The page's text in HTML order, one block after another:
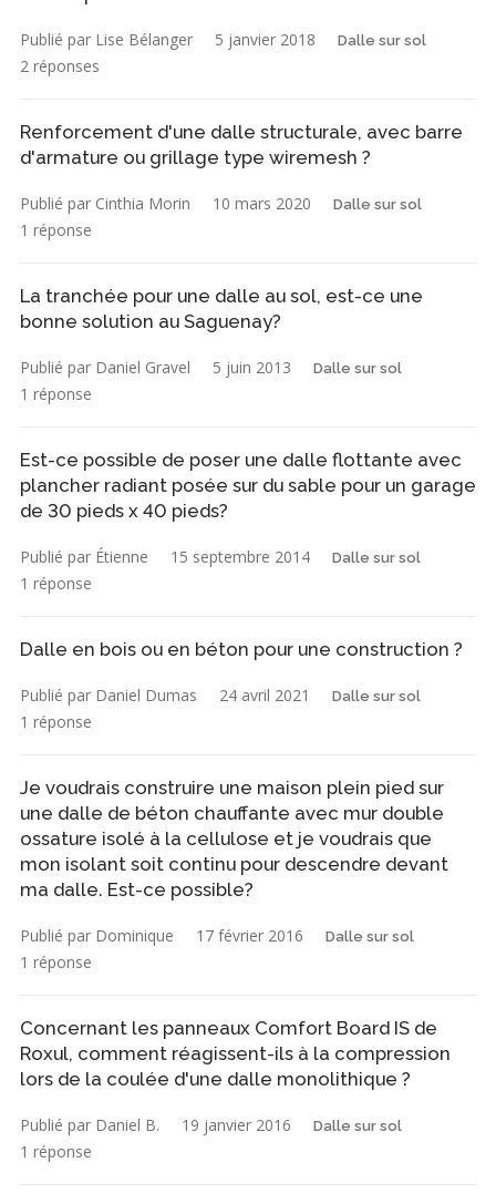
Publié par Lise Bélanger 5 janvier 2018 Dalle sur sol
2 réponses
Renforcement d'une dalle structurale, avec barre
d'armature ou grillage type wiremesh ?
Publié par Cinthia Morin 10 mars 2020 Dalle sur sol
1 réponse
La tranchée pour une dalle au sol, est-ce une
bonne solution au Saguenay?
Publié par Daniel Gravel 5 juin 2013 Dalle sur sol
1 réponse
Est-ce possible de poser une dalle flottante avec
plancher radiant posée sur du sable pour un garage
de 30 pieds x 40 pieds?
Publié par Étienne 15 septembre 2014 Dalle sur sol
1 réponse
Dalle en bois ou en béton pour une construction ?
Publié par Daniel Dumas 24 avril 2021 Dalle sur sol
1 réponse
Je voudrais construire une maison plein pied sur
une dalle de béton chauffante avec mur double
ossature isolé à la cellulose et je voudrais que
mon isolant soit continu pour descendre devant
ma dalle. Est-ce possible?
Publié par Dominique 17 février 2016 Dalle sur sol
1 réponse
Concernant les panneaux Comfort Board IS de
Roxul, comment réagissent-ils à la compression
lors de la coulée d'une dalle monolithique ?
Publié par Daniel B. 19 janvier 2016 Dalle sur sol
1 réponse